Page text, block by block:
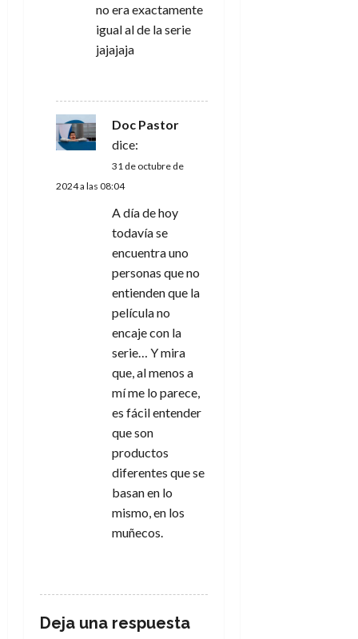
no era exactamente
igual al de la serie
jajajaja
Doc Pastor
dice:
31 de octubre de
2024 a las 08:04
A día de hoy
todavía se
encuentra uno
personas que no
entienden que la
película no
encaje con la
serie… Y mira
que, al menos a
mí me lo parece,
es fácil entender
que son
productos
diferentes que se
basan en lo
mismo, en los
muñecos.
Deja una respuesta